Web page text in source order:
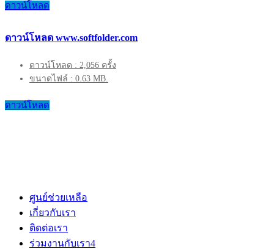
ดาวน์โหลด
ดาวน์โหลด www.softfolder.com
ดาวน์โหลด : 2,056 ครั้ง
ขนาดไฟล์ : 0.63 MB.
ดาวน์โหลด
ศูนย์ช่วยเหลือ
เกี่ยวกับเรา
ติดต่อเรา
ร่วมงานกับเรา4